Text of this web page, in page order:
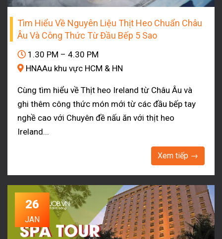
Tìm Hiểu Về Nguyên Liệu Thịt Heo Chuẩn Châu
Âu Và Công Thức Từ Đầu Bếp 5 Sao
1.30 PM – 4.30 PM
HNAAu khu vực HCM & HN
Cùng tìm hiểu về Thịt heo Ireland từ Châu Âu và
ghi thêm công thức món mới từ các đầu bếp tay
nghề cao với Chuyên đề nấu ăn với thịt heo
Ireland...
Xem tiếp →
26
JAN